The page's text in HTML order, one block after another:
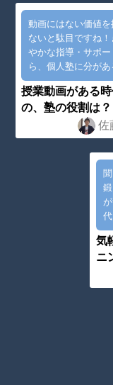
動画にはない価値を
ないと駄目ですね！
やかな指導・サポー
ら、個人塾に分があ
ょう！
授業動画がある
の、塾の役割は？
佐
代
気
ニ